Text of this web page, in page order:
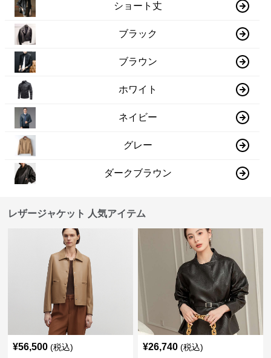
ショート丈
ブラック
ブラウン
ホワイト
ネイビー
グレー
ダークブラウン
レザージャケット 人気アイテム
¥56,500 (税込) ¥26,740 (税込)